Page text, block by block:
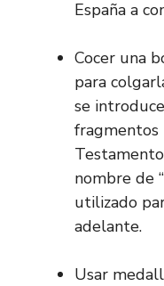
España a
Cocer una
para
se
fragmentos
nombre de
utilizado
adelante.
Usar